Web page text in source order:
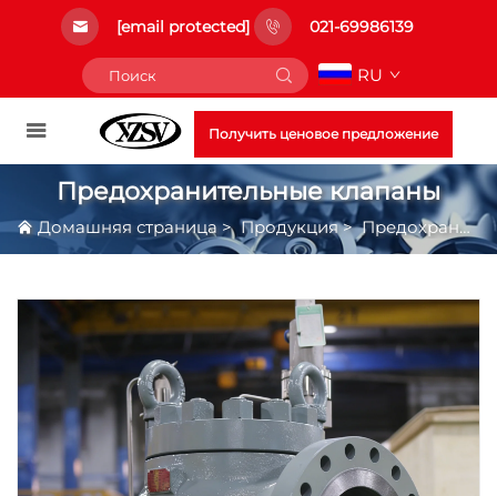
[email protected] 021-69986139
RU
Получить ценовое предложение
Предохранительные клапаны
Домашняя страница>Продукция>Предохранительные клапаны